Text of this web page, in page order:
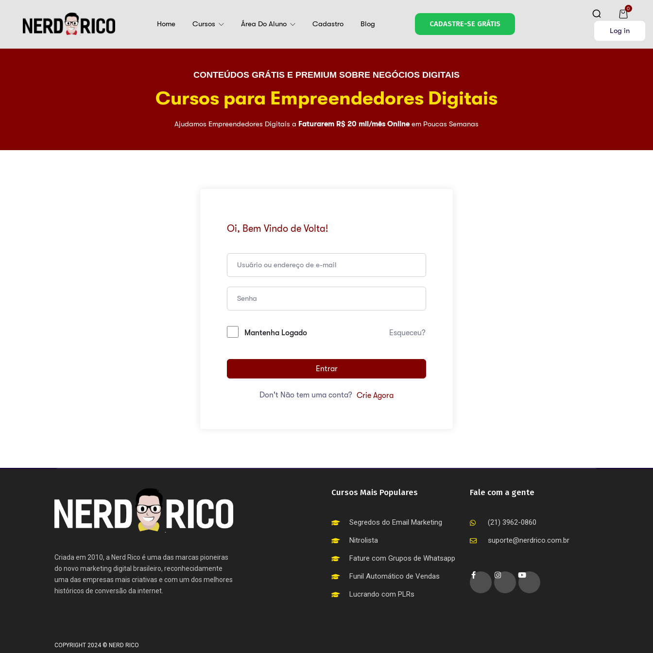
Home Cursos Área Do Aluno Cadastro Blog CADASTRE-SE GRÁTIS
0
Log in
CONTEÚDOS GRÁTIS E PREMIUM SOBRE NEGÓCIOS DIGITAIS
Cursos para Empreendedores Digitais
Ajudamos Empreendedores Digitais a Faturarem R$ 20 mil/mês Online em Poucas Semanas
Oi, Bem Vindo de Volta!
Mantenha Logado Esqueceu?
Entrar
Don't Não tem uma conta? Crie Agora
Criada em 2010, a Nerd Rico é uma das marcas pioneiras
do novo marketing digital brasileiro, reconhecidamente
uma das empresas mais criativas e com um dos melhores
históricos de conversão da internet.
COPYRIGHT 2024 © NERD RICO
Cursos Mais Populares
Segredos do Email Marketing
Nitrolista
Fature com Grupos de Whatsapp
Funil Automático de Vendas
Lucrando com PLRs
Fale com a gente
(21) 3962-0860
suporte@nerdrico.com.br